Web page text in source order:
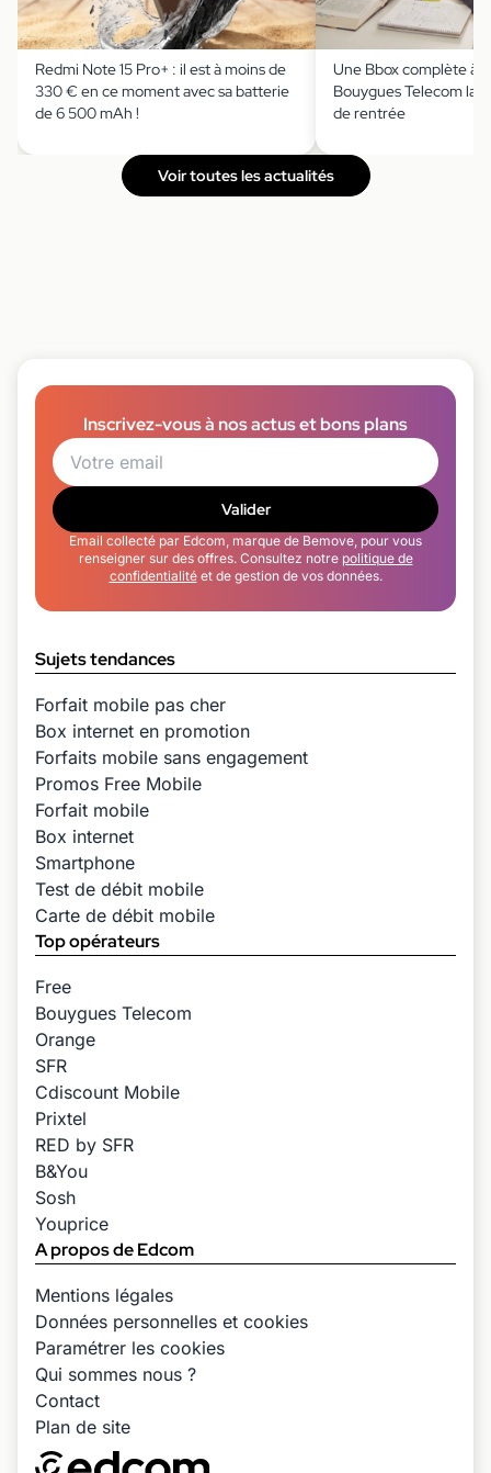
Redmi Note 15 Pro+ : il est à moins de
330 € en ce moment avec sa batterie
de 6 500 mAh !
Une Bbox complète à
Bouygues Telecom
de rentrée
Voir toutes les actualités
Inscrivez-vous à nos actus et bons plans
Valider
Email collecté par Edcom, marque de Bemove, pour vous
renseigner sur des offres. Consultez notre politique de
confidentialitéet de gestion de vos données.
Sujets tendances
Forfait mobile pas cher
Box internet en promotion
Forfaits mobile sans engagement
Promos Free Mobile
Forfait mobile
Box internet
Smartphone
Test de débit mobile
Carte de débit mobile
Top opérateurs
Free
Bouygues Telecom
Orange
SFR
Cdiscount Mobile
Prixtel
RED by SFR
B&You
Sosh
Youprice
A propos de Edcom
Mentions légales
Données personnelles et cookies
Paramétrer les cookies
Qui sommes nous ?
Contact
Plan de site